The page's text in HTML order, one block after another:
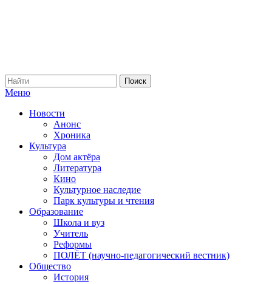
Меню
Новости
Анонс
Хроника
Культура
Дом актёра
Литература
Кино
Культурное наследие
Парк культуры и чтения
Образование
Школа и вуз
Учитель
Реформы
ПОЛЁТ (научно-педагогический вестник)
Общество
История